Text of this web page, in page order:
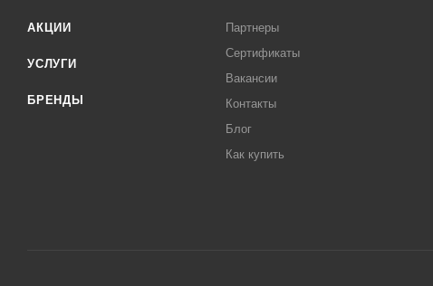
АКЦИИ
УСЛУГИ
БРЕНДЫ
Партнеры
Сертификаты
Вакансии
Контакты
Блог
Как купить